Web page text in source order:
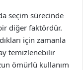
seçim sürecinde
diğer faktördür.
için zamanla
temizlenebilir
ömürlü kullanım